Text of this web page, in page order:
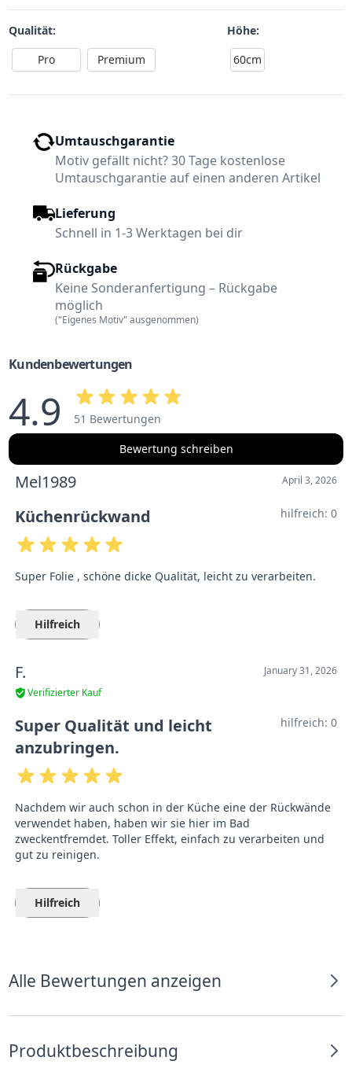
Qualität:
Pro
Premium
Höhe:
60cm
Umtauschgarantie
Motiv gefällt nicht? 30 Tage kostenlose
Umtauschgarantie auf einen anderen Artikel
Lieferung
Schnell in 1-3 Werktagen bei dir
Rückgabe
Keine Sonderanfertigung – Rückgabe
möglich
("Eigenes Motiv" ausgenommen)
Kundenbewertungen
4.9
51 Bewertungen
Bewertung schreiben
Mel1989 April 3, 2026
Küchenrückwand hilfreich: 0
Super Folie , schöne dicke Qualität, leicht zu verarbeiten.
Hilfreich
F.
Verifizierter Kauf
January 31, 2026
Super Qualität und leicht
anzubringen.
hilfreich: 0
Nachdem wir auch schon in der Küche eine der Rückwände
verwendet haben, haben wir sie hier im Bad
zweckentfremdet. Toller Effekt, einfach zu verarbeiten und
gut zu reinigen.
Hilfreich
Alle Bewertungen anzeigen
Produktbeschreibung